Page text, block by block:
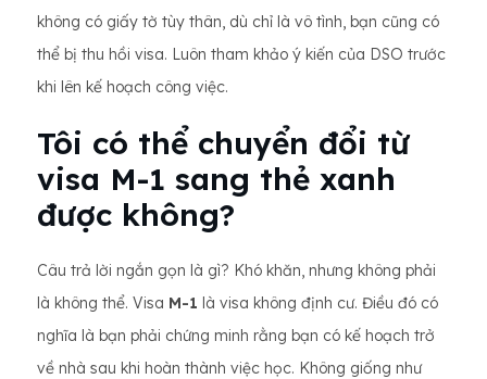
không có giấy tờ tùy thân, dù chỉ là vô tình, bạn cũng có
thể bị thu hồi visa. Luôn tham khảo ý kiến ​​của DSO trước
khi lên kế hoạch công việc.
Tôi có thể chuyển đổi từ
visa M-1 sang thẻ xanh
được không?
Câu trả lời ngắn gọn là gì? Khó khăn, nhưng không phải
là không thể. Visa M-1 là visa không định cư. Điều đó có
nghĩa là bạn phải chứng minh rằng bạn có kế hoạch trở
về nhà sau khi hoàn thành việc học. Không giống như